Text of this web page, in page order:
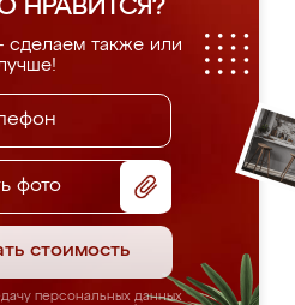
НРАВИТСЯ?
сделаем также или
фото
стоимость
персональных данных